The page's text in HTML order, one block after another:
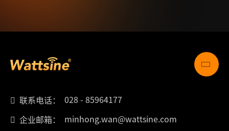
联系电话：
028 - 85964177
企业邮箱：
minhong.wan@wattsine.com